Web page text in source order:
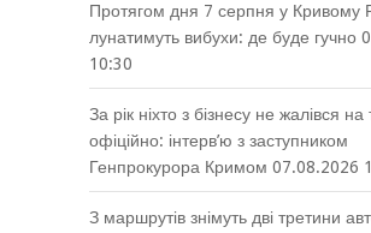
Протягом дня 7 серпня у Кривому
лунатимуть вибухи: де буде гучно
10:30
За рік ніхто з бізнесу не жалівся на
офіційно: інтерв’ю з заступником
Генпрокурора Кримом 07.08.2026
З маршрутів знімуть дві третини